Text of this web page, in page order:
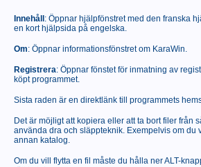
Innehåll : Öppnar hjälpfönstret med den franska
en kort hjälpsida på engelska.
Om: Öppnar informationsfönstret om KaraWin.
Registrera: Öppnar fönstet för inmatning av
köpt programmet.
Sista raden är en direktlänk till programmets
Det är möjligt att kopiera eller att ta bort filer från
använda dra och släppteknik. Exempelvis om du
annan katalog.
Om du vill flytta en fil måste du hålla ner ALT-